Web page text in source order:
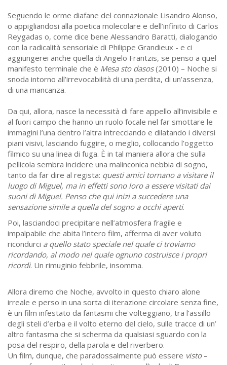
Seguendo le orme diafane del connazionale Lisandro Alonso,
o appigliandosi alla poetica molecolare e dell’infinito di Carlos
Reygadas o, come dice bene Alessandro Baratti, dialogando
con la radicalità sensoriale di Philippe Grandieux - e ci
aggiungerei anche quella di Angelo Frantzis, se penso a quel
manifesto terminale che è Mesa sto dasos(2010) – Noche si
snoda intorno all’irrevocabilità di una perdita, di un’assenza,
di una mancanza.
Da qui, allora, nasce la necessità di fare appello all’invisibile e
al fuori campo che hanno un ruolo focale nel far smottare le
immagini l’una dentro l’altra intrecciando e dilatando i diversi
piani visivi, lasciando fuggire, o meglio, collocando l’oggetto
filmico su una linea di fuga. È in tal maniera allora che sulla
pellicola sembra incidere una malinconica nebbia di sogno,
tanto da far dire al regista: questi amici tornano a visitare il
luogo di Miguel, ma in effetti sono loro a essere visitati dai
suoni di Miguel. Penso che qui inizi a succedere una
sensazione simile a quella del sogno a occhi aperti.
Poi, lasciandoci precipitare nell’atmosfera fragile e
impalpabile che abita l’intero film, afferma di aver voluto
ricondurci a quello stato speciale nel quale ci troviamo
ricordando, al modo nel quale ognuno costruisce i propri
ricordi. Un rimuginio febbrile, insomma.
Allora diremo che Noche, avvolto in questo chiaro alone
irreale e perso in una sorta di iterazione circolare senza fine,
è un film infestato da fantasmi che volteggiano, tra l’assillo
degli steli d’erba e il volto eterno del cielo, sulle tracce di un’
altro fantasma che si scherma da qualsiasi sguardo con la
posa del respiro, della parola e del riverbero.
Un film, dunque, che paradossalmente può essere visto–